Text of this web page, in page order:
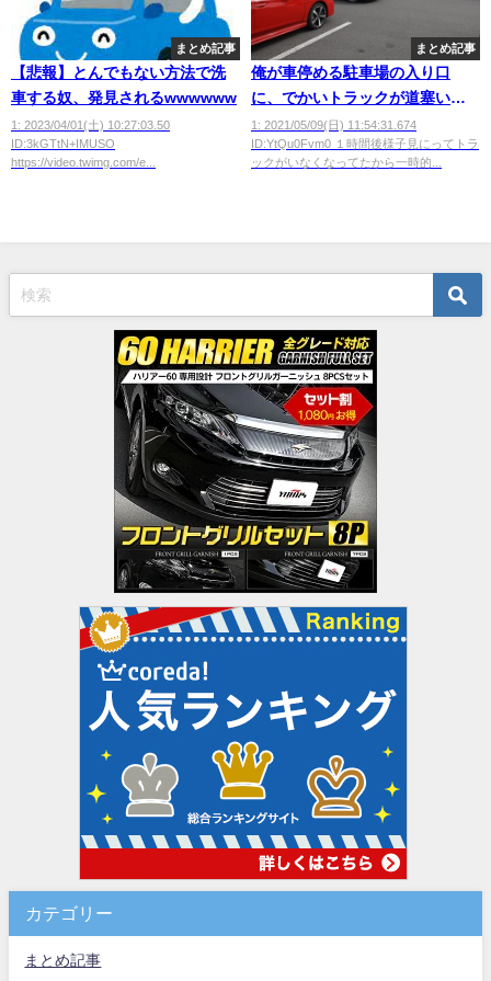
まとめ記事
【悲報】とんでもない方法で洗
車する奴、発見されるwwwwww
1: 2023/04/01(土) 10:27:03.50
ID:3kGTtN+IMUSO
https://video.twimg.com/e...
まとめ記事
俺が車停める駐車場の入り口
に、でかいトラックが道塞いで
るから一時的に別の駐車場の空
いてる箇所に止めたんだが俺が
怒られたｗｗｗ
1: 2021/05/09(日) 11:54:31.674
ID:YtQu0Fvm0 １時間後様子見にってトラ
ックがいなくなってたから一時的...
カテゴリー
まとめ記事